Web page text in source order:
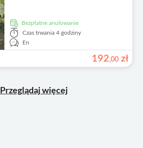
Bezpłatne anulowanie
Czas trwania 4 godziny
En
192,00 zł
Przeglądaj więcej